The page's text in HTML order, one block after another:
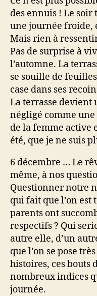
des ennuis ! Le
une journée froide,
Mais rien à
Pas de surprise à
l’automne. La
se souille de
case dans ses
La terrasse
négligé comme
de la femme active
été, que je ne suis
6 décembre … Le
même, à nos
Questionner notre
qui fait que l’on est
parents ont
respectifs ? Qui
autre elle, d’un
que l’on se pose
histoires, ces bouts
nombreux indices
journée.